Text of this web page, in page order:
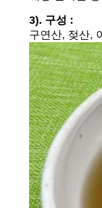
3). 구성 :
구연산, 젖산,